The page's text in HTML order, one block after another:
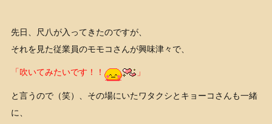
先日、尺八が入ってきたのですが、
それを見た従業員のモモコさんが興味津々で、
「吹いてみたいです！！ 」
と言うので（笑）、その場にいたワタクシとキョーコさんも一緒
に、